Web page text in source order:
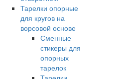
Тарелки опорные
для кругов на
ворсовой основе
Сменные
стикеры для
опорных
тарелок